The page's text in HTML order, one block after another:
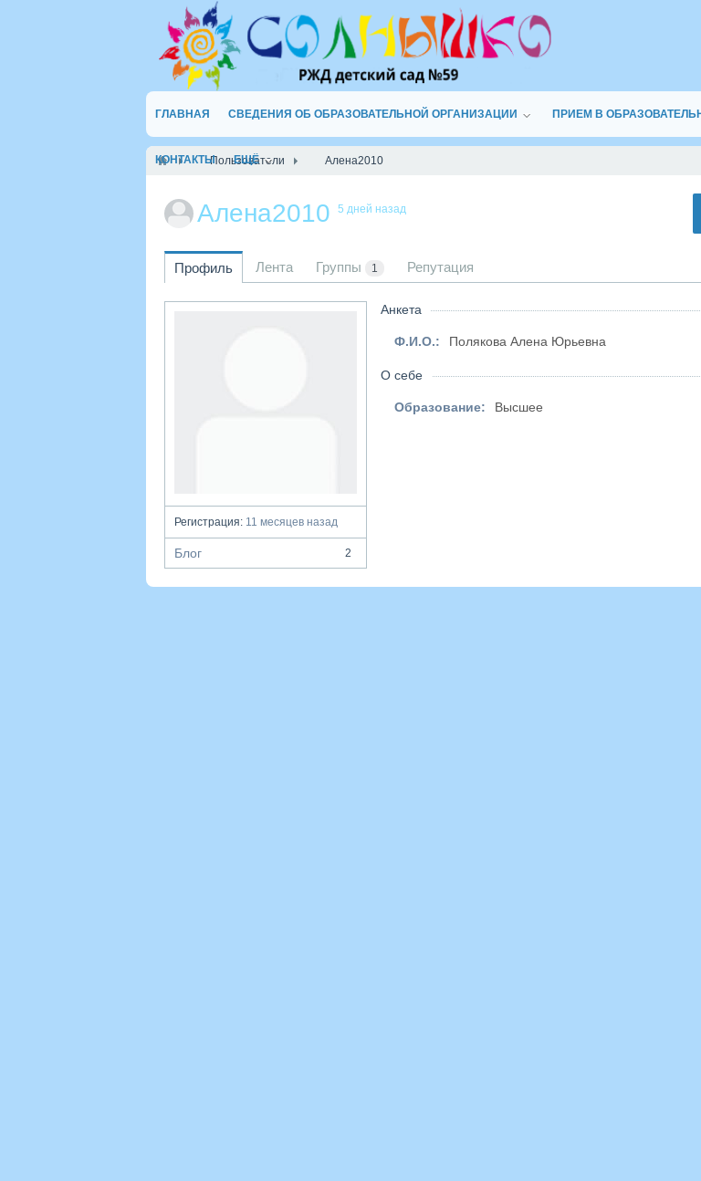
ГЛАВНАЯ СВЕДЕНИЯ ОБ ОБРАЗОВАТЕЛЬНОЙ ОРГАНИЗАЦИИ ПРИЕМ В
КОНТАКТЫ ЕЩЁ
Пользователи Алена2010
Алена2010 5 дней назад
Профиль Лента Группы 1 Репутация
Регистрация: 11 месяцев назад
Блог 2
Анкета
Ф.И.О.: Полякова Алена Юрьевна
О себе
Образование: Высшее